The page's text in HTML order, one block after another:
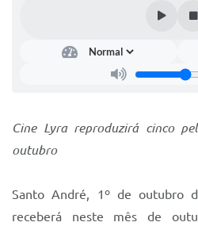
Legislação
Lei de acesso à informação
Mobilidade Urbana Sustentável
Cine Lyra reproduzirá cinco
outubro
Santo André, 1º de outubro
receberá neste mês de